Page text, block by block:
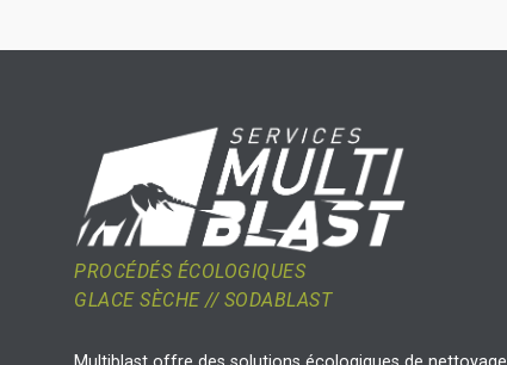
PROCÉDÉS ÉCOLOGIQUES
GLACE SÈCHE // SODABLAST